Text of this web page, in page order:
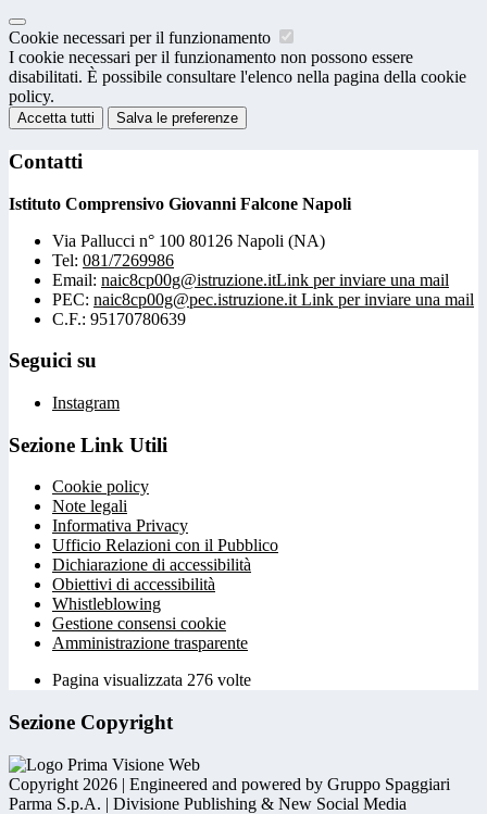
Cookie necessari per il funzionamento
I cookie necessari per il funzionamento non possono essere
disabilitati. È possibile consultare l'elenco nella pagina della cookie
policy.
Accetta tutti Salva le preferenze
Contatti
Istituto Comprensivo Giovanni Falcone Napoli
Via Pallucci n° 100 80126 Napoli (NA)
Tel: 081/7269986
Email: naic8cp00g@istruzione.itLink per inviare una mail
PEC: naic8cp00g@pec.istruzione.it Link per inviare una mail
C.F.: 95170780639
Seguici su
Instagram
Sezione Link Utili
Cookie policy
Note legali
Informativa Privacy
Ufficio Relazioni con il Pubblico
Dichiarazione di accessibilità
Obiettivi di accessibilità
Whistleblowing
Gestione consensi cookie
Amministrazione trasparente
Pagina visualizzata 276 volte
Sezione Copyright
Copyright 2026 | Engineered and powered by Gruppo Spaggiari
Parma S.p.A. | Divisione Publishing & New Social Media